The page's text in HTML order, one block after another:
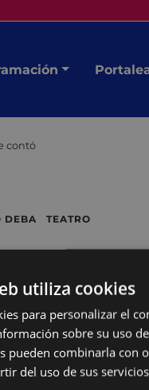
contó
DEBA TEATRO
utiliza cookies
para personalizar el
sobre su uso
pueden combinarla con
del uso de sus